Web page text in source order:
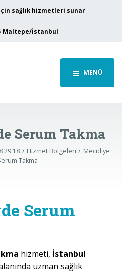
sağlık hizmetleri sunar
Maltepe/İstanbul
MENÜ
Serum Takma
29 18 Hizmet Bölgeleri
Mecidiye
Takma
Serum
hizmeti, İstanbul
uzman sağlık